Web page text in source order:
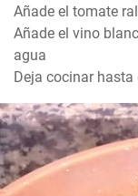
Añade el tomate
Añade el vino
agua
Deja cocinar hasta